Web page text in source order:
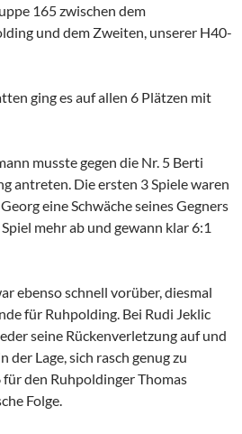
165 zwischen dem
und dem Zweiten, unserer H40-
ging es auf allen 6 Plätzen mit
musste gegen die Nr. 5 Berti
antreten. Die ersten 3 Spiele waren
eine Schwäche seines Gegners
mehr ab und gewann klar 6:1
ebenso schnell vorüber, diesmal
für Ruhpolding. Bei Rudi Jeklic
seine Rückenverletzung auf und
der Lage, sich rasch genug zu
für den Ruhpoldinger Thomas
Folge.